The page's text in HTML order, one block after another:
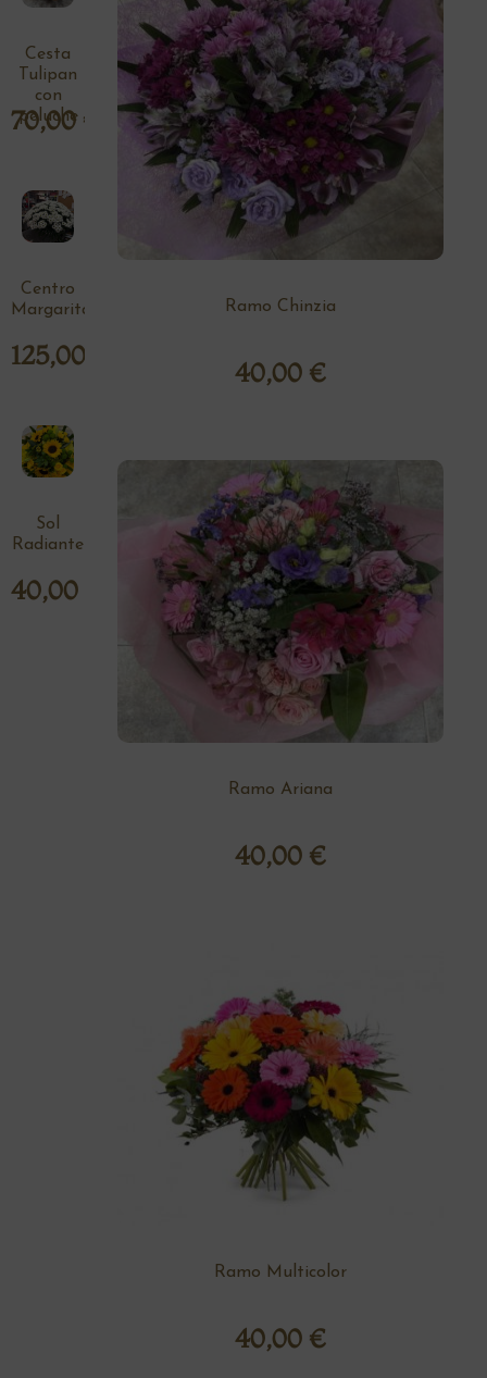
Ramo Chinzia
40,00 €
Ramo Ariana
40,00 €
Ramo Multicolor
40,00 €
Cesta
Tulipan
con
peluche
70,00€
Centro
Margaritas
125,00
Sol
Radiante
40,00